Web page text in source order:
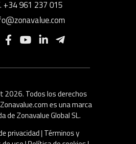
+34 961 237 015
2026. Todos los derechos
es una marca
de Zonavalue Global SL.
privacidad| Términos y